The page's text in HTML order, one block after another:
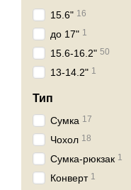
15.6" 16
до 17" 1
15.6-16.2" 50
13-14.2" 1
Тип
Сумка 17
Чохол 18
Сумка-рюкзак 1
Конверт 1